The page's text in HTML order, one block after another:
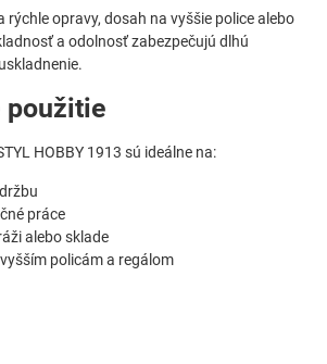
rýchle opravy, dosah na vyššie police alebo
a odolnosť zabezpečujú dlhú
použitie
HOBBY 1913 sú ideálne na:
práce
alebo sklade
policám a regálom